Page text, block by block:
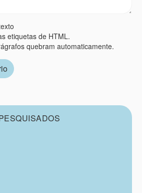
etiquetas de HTML.
quebram automaticamente.